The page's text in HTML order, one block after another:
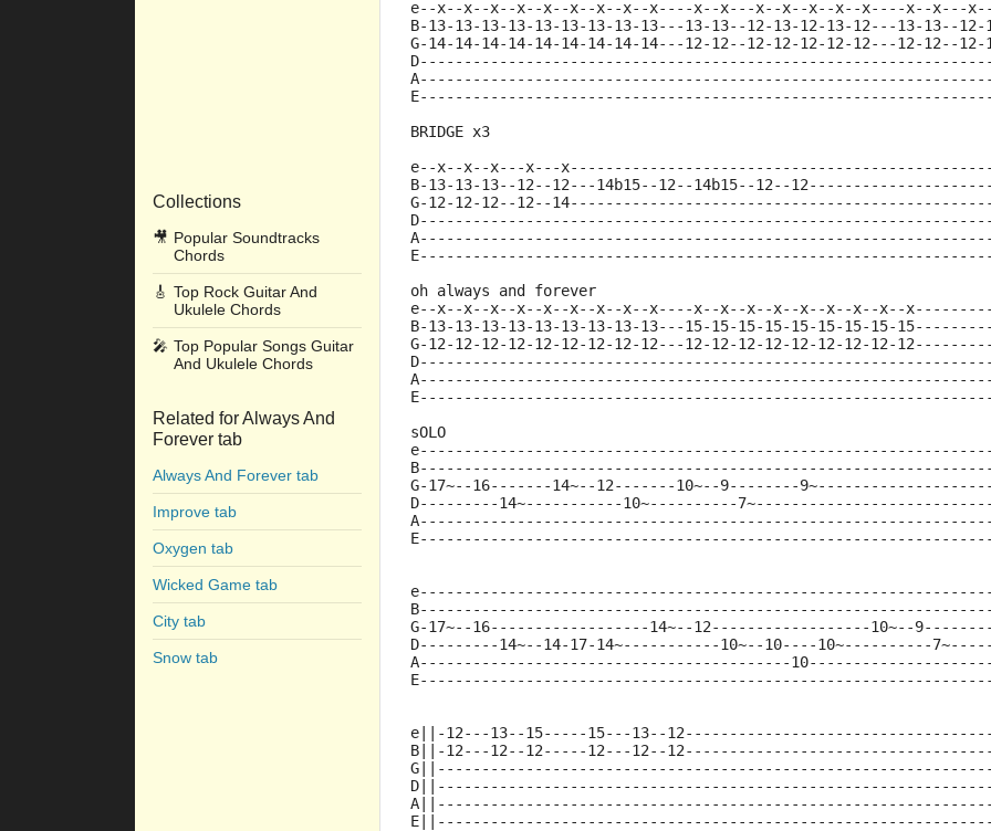
Collections
🎥 Popular Soundtracks
Chords
🎸 Top Rock Guitar And
Ukulele Chords
🎤 Top Popular Songs Guitar
And Ukulele Chords
Related for Always And
Forever tab
Always And Forever tab
Improve tab
Oxygen tab
Wicked Game tab
City tab
Snow tab
e--x--x--x--x--x--x--x--x--x----x--x---x--x--x--x--x----x--x---
B-13-13-13-13-13-13-13-13-13---13-13--12-13-12-13-12---13-13--12-
G-14-14-14-14-14-14-14-14-14---12-12--12-12-12-12-12---12-12--12-
BRIDGE x3
e--x--x--x---x---
B-13-13-13--12--12---14b15--12--14b15--12--
G-12-12-12--12--
oh always and forever
e--x--x--x--x--x--x--x--x--x----x--x--x--x--x--x--x--x--
B-13-13-13-13-13-13-13-13-13---15-15-15-15-15-15-15-15-
G-12-12-12-12-12-12-12-12-12---12-12-12-12-12-12-12-12-
sOLO
G-17~--16-------14~--12-------10~--9--------
D---------14~-----------10~----------
G-17~--16------------------14~--12------------------10~--9--------
D---------14~--14-17-14~-----------10~--10----10~----------
A------------------------------------------
e||-12---13--15-----15---13--
B||-12---12--12-----12---12--